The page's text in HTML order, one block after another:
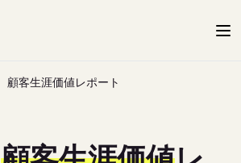
顧客生涯価値レポート